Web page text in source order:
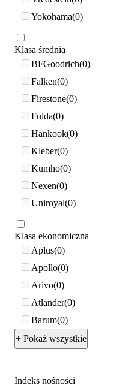
Yokohama 0
Klasa średnia
BFGoodrich 0
Falken 0
Firestone 0
Fulda 0
Hankook 0
Kleber 0
Kumho 0
Nexen 0
Uniroyal 0
Klasa ekonomiczna
Aplus 0
Apollo 0
Arivo 0
Atlander 0
Barum 0
+ Pokaż wszystkie
Indeks nośności